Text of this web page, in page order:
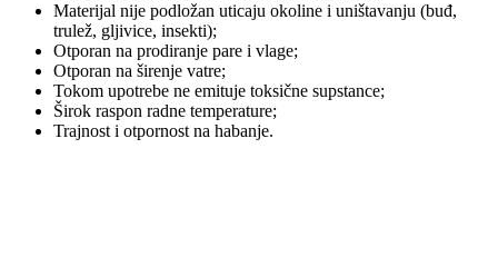
Materijal nije podložan uticaju okoline i uništavanju (buđ,
trulež, gljivice, insekti);
Otporan na prodiranje pare i vlage;
Otporan na širenje vatre;
Tokom upotrebe ne emituje toksične supstance;
Širok raspon radne temperature;
Trajnost i otpornost na habanje.